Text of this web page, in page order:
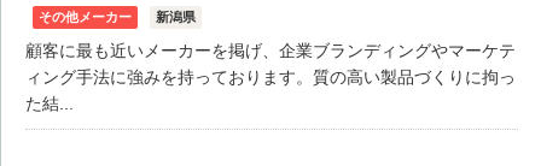
その他メーカー 新潟県
顧客に最も近いメーカーを掲げ、企業ブランディングやマーケテ
ィング手法に強みを持っております。質の高い製品づくりに拘っ
た結...